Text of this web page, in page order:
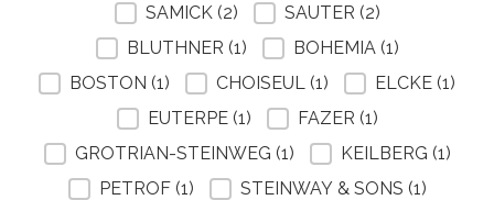
SAMICK (2) SAUTER (2)
BLUTHNER (1) BOHEMIA (1)
BOSTON (1) CHOISEUL (1) ELCKE (1)
EUTERPE (1) FAZER (1)
GROTRIAN-STEINWEG (1) KEILBERG (1)
PETROF (1) STEINWAY & SONS (1)